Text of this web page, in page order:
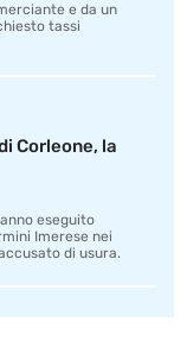
e da un
tassi
Corleone, la
eseguito
Imerese nei
di usura.